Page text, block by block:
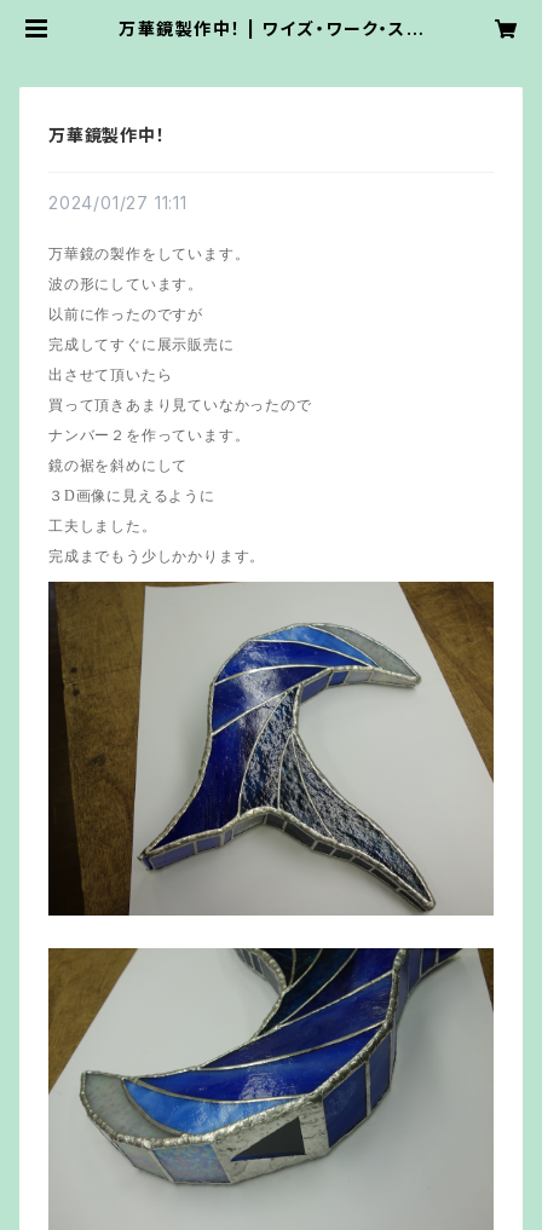
万華鏡製作中！ | ワイズ・ワーク・ステ
万華鏡製作中！
2024/01/27 11:11
万華鏡の製作をしています。
波の形にしています。
以前に作ったのですが
完成してすぐに展示販売に
出させて頂いたら
買って頂きあまり見ていなかったので
ナンバー２を作っています。
鏡の裾を斜めにして
３D画像に見えるように
工夫しました。
完成までもう少しかかります。